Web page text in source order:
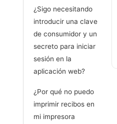
¿Sigo necesitando
introducir una clave
de consumidor y un
secreto para iniciar
sesión en la
aplicación web?
¿Por qué no puedo
imprimir recibos en
mi impresora